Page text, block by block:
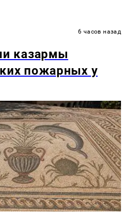
6 часов назад
казармы
пожарных у